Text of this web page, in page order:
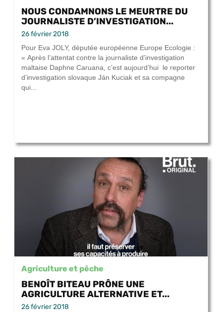
NOUS CONDAMNONS LE MEURTRE DU
JOURNALISTE D’INVESTIGATION...
26 février 2018
Pour Eva JOLY, députée européenne Europe Ecologie :
« Après l’attentat contre la journaliste d’investigation
maltaise Daphne Caruana, c’est aujourd’hui le reporter
d’investigation slovaque Ján Kuciak et sa compagne
qui...
Agriculture et pêche
BENOÎT BITEAU PRÔNE UNE
AGRICULTURE ALTERNATIVE ET...
26 février 2018